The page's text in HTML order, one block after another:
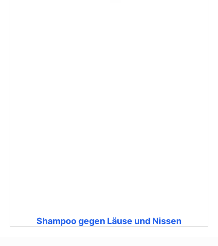
Shampoo gegen Läuse und Nissen